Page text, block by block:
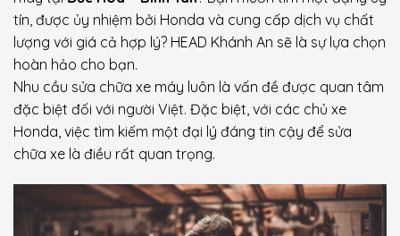
tín, được ủy nhiệm bởi Honda và cung cấp dịch vụ chất
lượng với giá cả hợp lý? HEAD Khánh An sẽ là sự lựa chọn
hoàn hảo cho bạn.
Nhu cầu sửa chữa xe máy luôn là vấn đề được quan tâm
đặc biệt đối với người Việt. Đặc biệt, với các chủ xe
Honda, việc tìm kiếm một đại lý đáng tin cậy để sửa
chữa xe là điều rất quan trọng.